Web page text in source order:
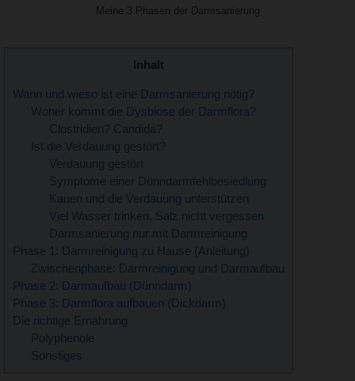
Meine 3 Phasen der Darmsanierung
Inhalt
Wann und wieso ist eine Darmsanierung nötig?
Woher kommt die Dysbiose der Darmflora?
Clostridien? Candida?
Ist die Verdauung gestört?
Verdauung gestört
Symptome einer Dünndarmfehlbesiedlung
Kauen und die Verdauung unterstützen
Viel Wasser trinken, Salz nicht vergessen
Darmsanierung nur mit Darmreinigung
Phase 1: Darmreinigung zu Hause (Anleitung)
Zwischenphase: Darmreinigung und Darmaufbau
Phase 2: Darmaufbau (Dünndarm)
Phase 3: Darmflora aufbauen (Dickdarm)
Die richtige Ernährung
Polyphenole
Sonstiges